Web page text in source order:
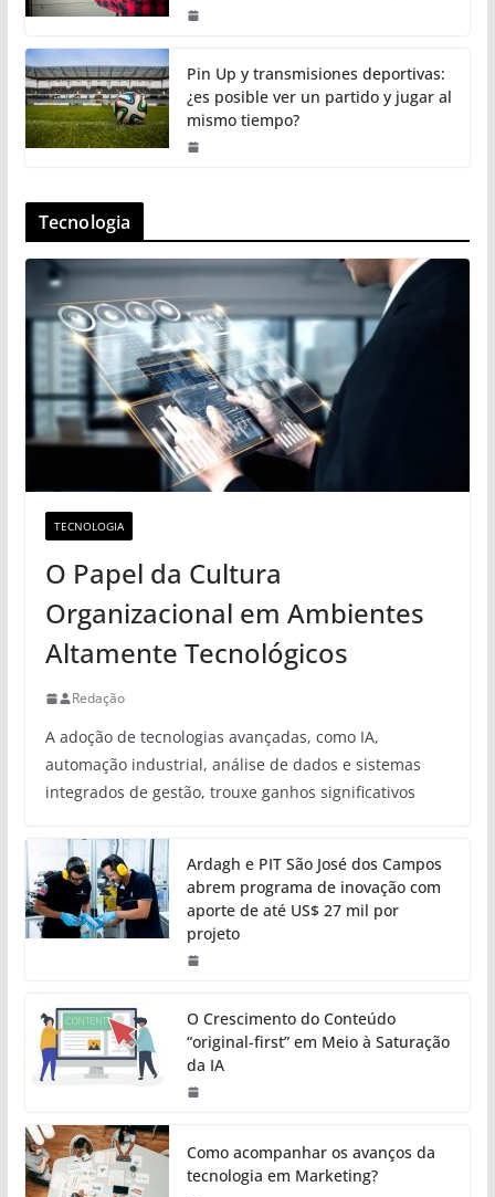
Pin Up y transmisiones deportivas:
¿es posible ver un partido y jugar al
mismo tiempo?
Tecnologia
TECNOLOGIA
O Papel da Cultura
Organizacional em Ambientes
Altamente Tecnológicos
Redação
A adoção de tecnologias avançadas, como IA,
automação industrial, análise de dados e sistemas
integrados de gestão, trouxe ganhos significativos
Ardagh e PIT São José dos Campos
abrem programa de inovação com
aporte de até US$ 27 mil por
projeto
O Crescimento do Conteúdo
“original-first” em Meio à Saturação
da IA
Como acompanhar os avanços da
tecnologia em Marketing?